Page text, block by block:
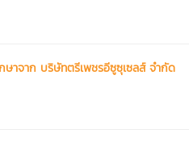
าจาก บริษัทตรีเพชรอีซูซุเซลส์ จำกัด